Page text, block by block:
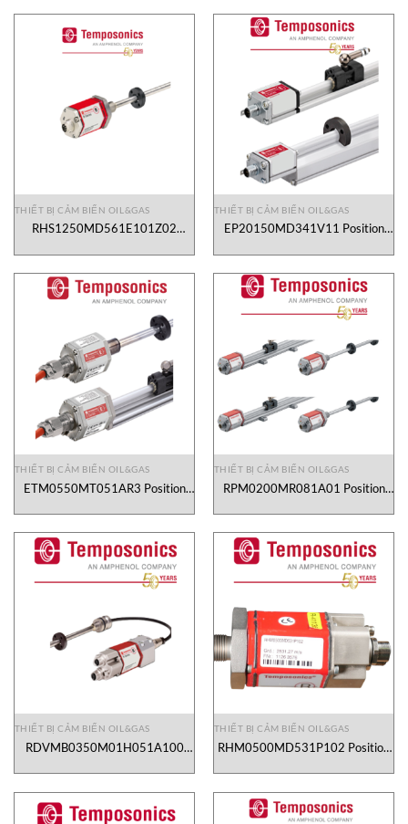
THIẾT BỊ CẢM BIẾN OIL&GAS
RHS1250MD561E101Z02
Vietnam
THIẾT BỊ CẢM BIẾN OIL&GAS
EP20150MD341V11 Position
THIẾT BỊ CẢM BIẾN OIL&GAS
ETM0550MT051AR3 Position
THIẾT BỊ CẢM BIẾN OIL&GAS
RPM0200MR081A01 Position
THIẾT BỊ CẢM BIẾN OIL&GAS
RDVMB0350M01H051A100
Temposonics Vietnam
THIẾT BỊ CẢM BIẾN OIL&GAS
RHM0500MD531P102 Position